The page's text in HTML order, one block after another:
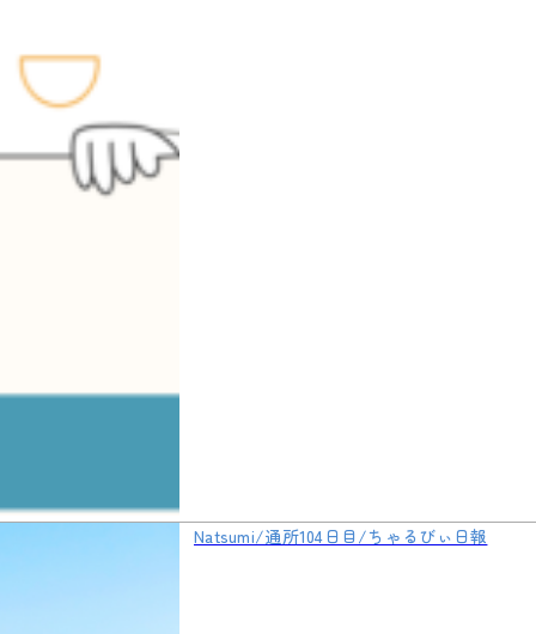
Natsumi/通所104日目/ちゃるびぃ日報